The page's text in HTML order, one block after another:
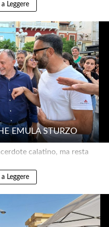
Leggere
EMULA STURZO
calatino, ma resta
Leggere